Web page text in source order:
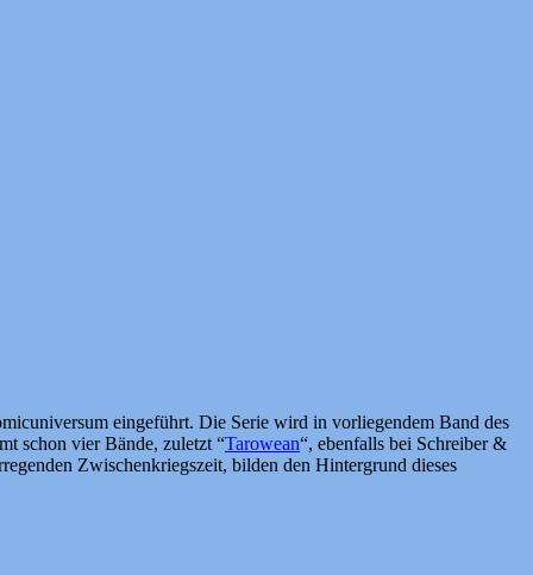
eingeführt. Die Serie wird in vorliegendem Band des
schon vier Bände, zuletzt “Tarowean“, ebenfalls bei Schreiber &
Zwischenkriegszeit, bilden den Hintergrund dieses